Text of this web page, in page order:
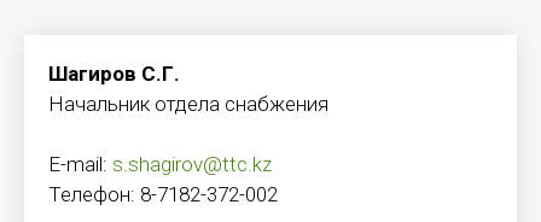
Шагиров С.Г.
Начальник отдела снабжения
E-mail: s.shagirov@ttc.kz
Телефон: 8-7182-372-002